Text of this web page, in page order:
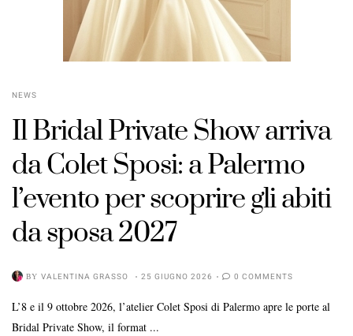
NEWS
Il Bridal Private Show arriva
da Colet Sposi: a Palermo
l’evento per scoprire gli abiti
da sposa 2027
BY VALENTINA GRASSO 25 GIUGNO 2026 0 COMMENTS
L’8 e il 9 ottobre 2026, l’atelier Colet Sposi di Palermo apre le porte al
Bridal Private Show, il format ...